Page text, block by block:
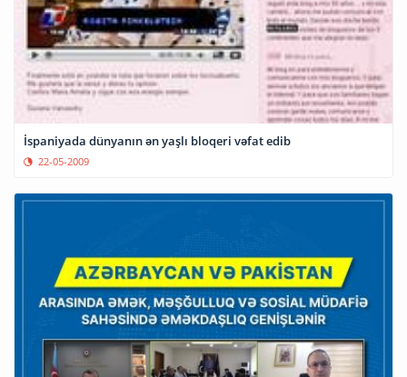
İspaniyada dünyanın ən yaşlı bloqeri vəfat edib
22-05-2009